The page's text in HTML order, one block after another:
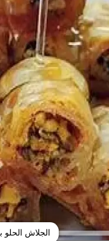
الجلاش الحلو